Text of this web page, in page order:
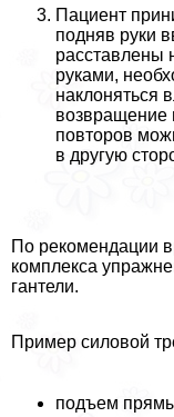
Пациент
подняв руки
расставлены
руками,
наклоняться
возвращение
повторов
в другую
По рекомендации
комплекса
гантели.
Пример силовой
подъем